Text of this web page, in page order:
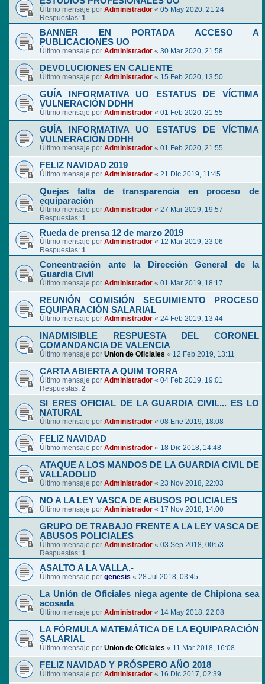
Último mensaje por Administrador « 05 May 2020, 21:24
Respuestas: 1
BANNER EN PORTADA ACCESO A
PUBLICACIONES UO
Último mensaje por Administrador « 30 Mar 2020, 21:58
DEVOLUCIONES EN CALIENTE
Último mensaje por Administrador « 15 Feb 2020, 13:50
GUÍA INFORMATIVA UO ESTATUS DE VÍCTIMA
VULNERACIÓN DDHH
Último mensaje por Administrador « 01 Feb 2020, 21:55
GUÍA INFORMATIVA UO ESTATUS DE VÍCTIMA
VULNERACIÓN DDHH
Último mensaje por Administrador « 01 Feb 2020, 21:55
FELIZ NAVIDAD 2019
Último mensaje por Administrador « 21 Dic 2019, 11:45
Quejas falta de transparencia en proceso de
equiparación
Último mensaje por Administrador « 27 Mar 2019, 19:57
Respuestas: 1
Rueda de prensa 12 de marzo 2019
Último mensaje por Administrador « 12 Mar 2019, 23:06
Respuestas: 1
Concentración ante la Dirección General de la
Guardia Civil
Último mensaje por Administrador « 01 Mar 2019, 18:17
REUNIÓN COMISIÓN SEGUIMIENTO PROCESO
EQUIPARACIÓN SALARIAL
Último mensaje por Administrador « 24 Feb 2019, 13:44
INADMISIBLE RESPUESTA DEL CORONEL
COMANDANCIA DE VALENCIA
Último mensaje por Union de Oficiales « 12 Feb 2019, 13:11
CARTA ABIERTA A QUIM TORRA
Último mensaje por Administrador « 04 Feb 2019, 19:01
Respuestas: 2
SI ERES OFICIAL DE LA GUARDIA CIVIL... ES LO
NATURAL
Último mensaje por Administrador « 08 Ene 2019, 18:08
FELIZ NAVIDAD
Último mensaje por Administrador « 18 Dic 2018, 14:48
ATAQUE A LOS MANDOS DE LA GUARDIA CIVIL DE
VALLADOLID
Último mensaje por Administrador « 23 Nov 2018, 22:03
NO A LA LEY VASCA DE ABUSOS POLICIALES
Último mensaje por Administrador « 17 Nov 2018, 14:00
GRUPO DE TRABAJO FRENTE A LA LEY VASCA DE
ABUSOS POLICIALES
Último mensaje por Administrador « 03 Sep 2018, 00:53
Respuestas: 1
ASALTO A LA VALLA.-
Último mensaje por genesis « 28 Jul 2018, 03:45
La Unión de Oficiales niega agente de Chipiona sea
acosada
Último mensaje por Administrador « 14 May 2018, 22:08
LA FÓRMULA MATEMÁTICA DE LA EQUIPARACIÓN
SALARIAL
Último mensaje por Union de Oficiales « 11 Mar 2018, 16:08
FELIZ NAVIDAD Y PRÓSPERO AÑO 2018
Último mensaje por Administrador « 16 Dic 2017, 02:39